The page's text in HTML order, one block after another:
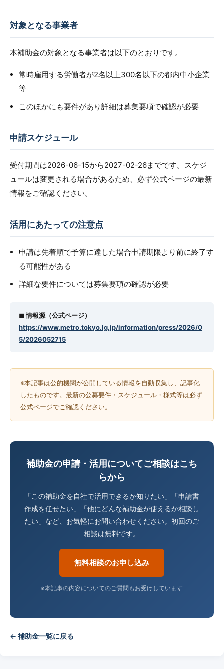
対象となる事業者
本補助金の対象となる事業者は以下のとおりです。
常時雇用する労働者が2名以上300名以下の都内中小企業
等
このほかにも要件があり詳細は募集要項で確認が必要
申請スケジュール
受付期間は2026-06-15から2027-02-26までです。スケジ
ュールは変更される場合があるため、必ず公式ページの最新
情報をご確認ください。
活用にあたっての注意点
申請は先着順で予算に達した場合申請期限より前に終了す
る可能性がある
詳細な要件については募集要項の確認が必要
◼︎ 情報源（公式ページ）
https://www.metro.tokyo.lg.jp/information/press/2026/0
5/2026052715
※本記事は公的機関が公開している情報を自動収集し、記事化
したものです。最新の公募要件・スケジュール・様式等は必ず
公式ページでご確認ください。
補助金の申請・活用についてご相談はこち
らから
「この補助金を自社で活用できるか知りたい」「申請書
作成を任せたい」「他にどんな補助金が使えるか相談し
たい」など、お気軽にお問い合わせください。初回のご
相談は無料です。
無料相談のお申し込み
※本記事の内容についてのご質問もお受けしています
← 補助金一覧に戻る